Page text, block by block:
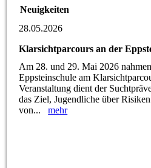
Neuigkeiten
28.05.2026
Klarsichtparcours an der
Am 28. und 29. Mai 2026
Eppsteinschule am
Veranstaltung dient der
das Ziel, Jugendliche über
von...mehr